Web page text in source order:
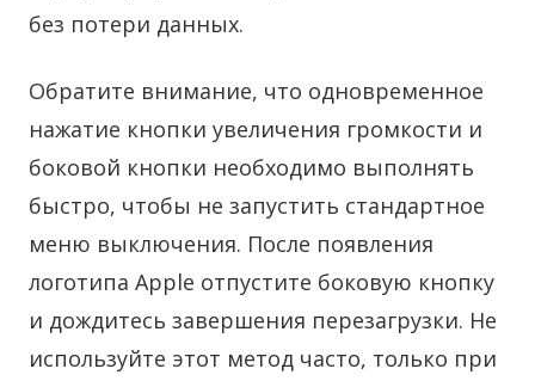
без потери данных.
Обратите внимание, что одновременное
нажатие кнопки увеличения громкости и
боковой кнопки необходимо выполнять
быстро, чтобы не запустить стандартное
меню выключения. После появления
логотипа Apple отпустите боковую кнопку
и дождитесь завершения перезагрузки. Не
используйте этот метод часто, только при